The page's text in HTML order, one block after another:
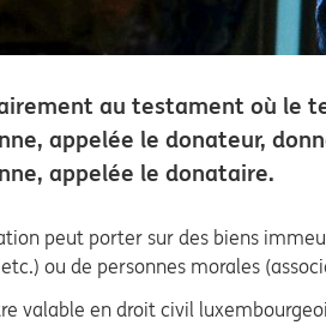
au testament où le
appelée le donateur,
appelée le donataire.
peut porter sur des biens
ou de personnes morales
valable en droit civil